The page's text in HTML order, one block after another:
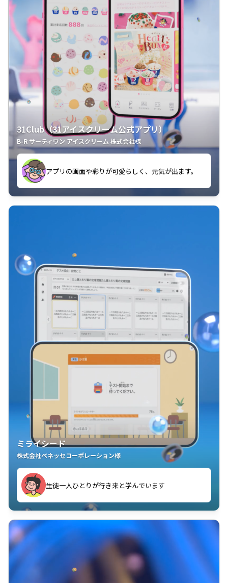
31Club（31アイスクリーム公式アプリ）
B-R サーティワン アイスクリーム 株式会社様
アプリの画面や彩りが可愛らしく、元気が出ます。
クラスごとに特典があるようなので使うのが楽しいで
す。
ミライシード
株式会社ベネッセコーポレーション様
生徒一人ひとりが行き来と学んでいます
教室中の児童生徒が「問題が解けてうれしい」「解く
ことが楽しい」を実感しています